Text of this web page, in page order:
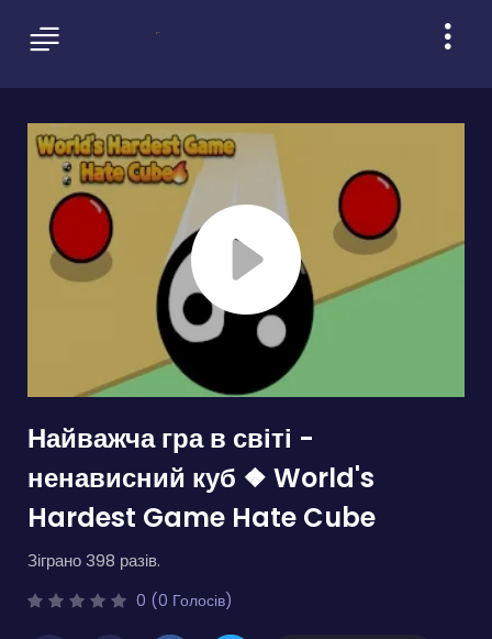
Найважча гра в світі -
ненависний куб ❖ World's
Hardest Game Hate Cube
Зіграно 398 разів.
0 (0 Голосів)